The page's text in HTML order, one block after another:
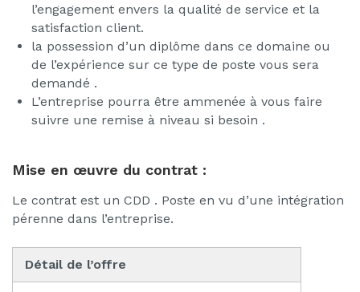
l’engagement envers la qualité de service et la
satisfaction client.
la possession d’un diplôme dans ce domaine ou
de l’expérience sur ce type de poste vous sera
demandé .
L’entreprise pourra être ammenée à vous faire
suivre une remise à niveau si besoin .
Mise en œuvre du contrat :
Le contrat est un CDD . Poste en vu d’une intégration
pérenne dans l’entreprise.
Détail de l’offre